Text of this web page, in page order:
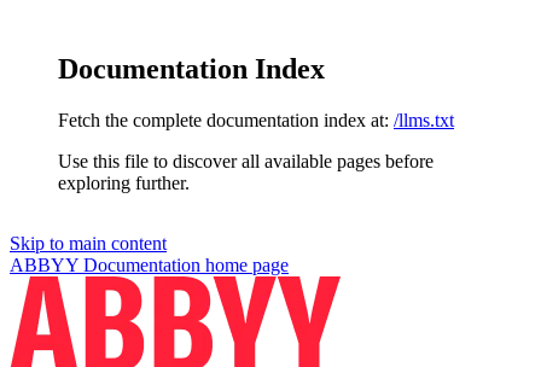
Documentation Index
Fetch the complete documentation index at: /llms.txt
Use this file to discover all available pages before
exploring further.
Skip to main content
ABBYY Documentation home page